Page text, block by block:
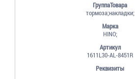
ГруппаТовара
тормоза;накладки;
Марка
HINO;
Артикул
1611L30-AL-8451R
Реквизиты